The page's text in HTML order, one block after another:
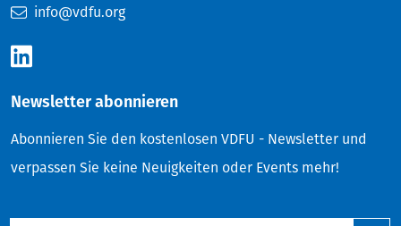
info@vdfu.org
Newsletter abonnieren
Abonnieren Sie den kostenlosen VDFU - Newsletter und
verpassen Sie keine Neuigkeiten oder Events mehr!